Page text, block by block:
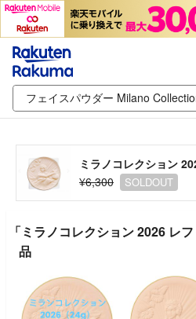
ミラノコレクション
¥6,300
SOLDOUT
「ミラノコレクション 2026 レ
品